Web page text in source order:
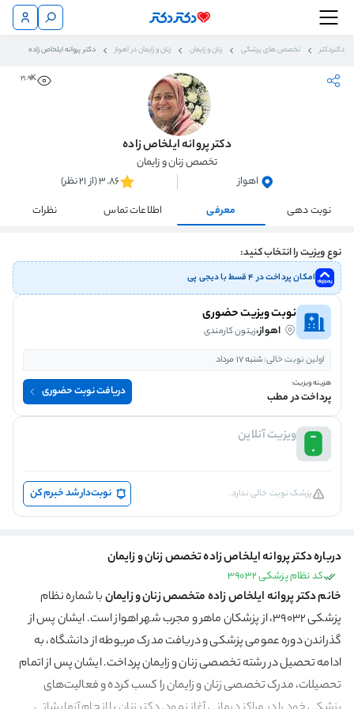
دکتردکتر تخصص های پزشکی زنان و زایمان زنان و زایمان در اهواز دکتر پروانه ایلخاص زاده
21.9K
دکتر پروانه ایلخاص زاده
تخصص زنان و زایمان
اهواز
3.86 (از 21 نظر)
نوبت دهی
معرفی اطلاعات تماس نظرات
نوع ویزیت را انتخاب کنید:
امکان پرداخت در ۴ قسط با دیجی پی
نوبت ویزیت حضوری
اهواز،زیتون کارمندی
اولین نوبت خالی:شنبه 17 مرداد
هزینه ویزیت:
پرداخت در مطب دریافت نوبت حضوری
ویزیت آنلاین
پزشک نوبت خالی ندارد. نوبت‌دار شد خبرم کن
درباره دکتر پروانه ایلخاص زاده تخصص زنان و زایمان
کد نظام پزشکی 39032
خانم دکتر پروانه ایلخاص زاده متخصص زنان و زایمانبا شماره نظام
پزشکی 39032، از پزشکان ماهر و مجرب شهر اهواز است. ایشان پس از
گذراندن دوره عمومی پزشکی و دریافت مدرک مربوطه از دانشگاه، به
ادامه تحصیل در رشته تخصصی زنان و زایمان پرداخت. ایشان پس از اتمام
تحصیلات، مدرک تخصصی زنان و زایمان را کسب کرده و فعالیت‌های